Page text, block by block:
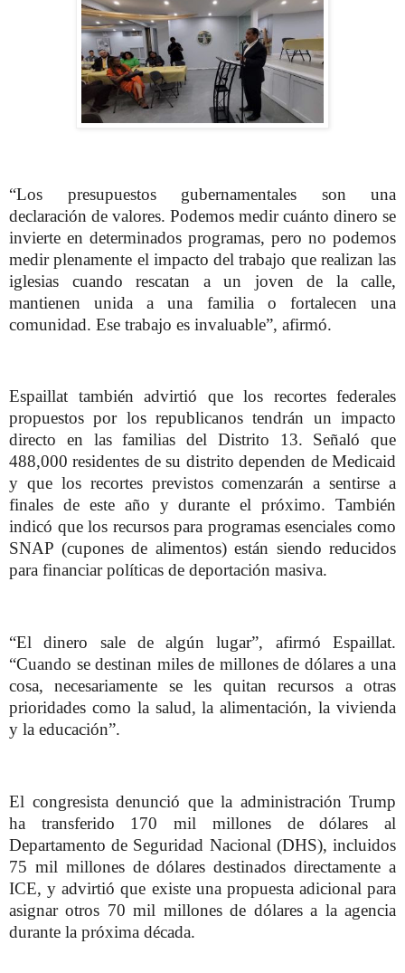
“Los presupuestos gubernamentales son una
declaración de valores. Podemos medir cuánto dinero se
invierte en determinados programas, pero no podemos
medir plenamente el impacto del trabajo que realizan las
iglesias cuando rescatan a un joven de la calle,
mantienen unida a una familia o fortalecen una
comunidad. Ese trabajo es invaluable”, afirmó.
Espaillat también advirtió que los recortes federales
propuestos por los republicanos tendrán un impacto
directo en las familias del Distrito 13. Señaló que
488,000 residentes de su distrito dependen de Medicaid
y que los recortes previstos comenzarán a sentirse a
finales de este año y durante el próximo. También
indicó que los recursos para programas esenciales como
SNAP (cupones de alimentos) están siendo reducidos
para financiar políticas de deportación masiva.
“El dinero sale de algún lugar”, afirmó Espaillat.
“Cuando se destinan miles de millones de dólares a una
cosa, necesariamente se les quitan recursos a otras
prioridades como la salud, la alimentación, la vivienda
y la educación”.
El congresista denunció que la administración Trump
ha transferido 170 mil millones de dólares al
Departamento de Seguridad Nacional (DHS), incluidos
75 mil millones de dólares destinados directamente a
ICE, y advirtió que existe una propuesta adicional para
asignar otros 70 mil millones de dólares a la agencia
durante la próxima década.